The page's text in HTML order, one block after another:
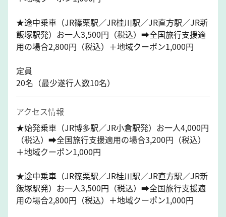
★途中乗車（JR篠栗駅／JR桂川駅／JR直方駅／JR新
飯塚駅発）お一人3,500円（税込）➡全国旅行支援適
用の場合2,800円（税込）＋地域クーポン1,000円
定員
20名（最少遂行人数10名）
アクセス情報
★始発乗車（JR博多駅／JR小倉駅発）お一人4,000円
（税込）➡全国旅行支援適用の場合3,200円（税込）
＋地域クーポン1,000円
★途中乗車（JR篠栗駅／JR桂川駅／JR直方駅／JR新
飯塚駅発）お一人3,500円（税込）➡全国旅行支援適
用の場合2,800円（税込）＋地域クーポン1,000円